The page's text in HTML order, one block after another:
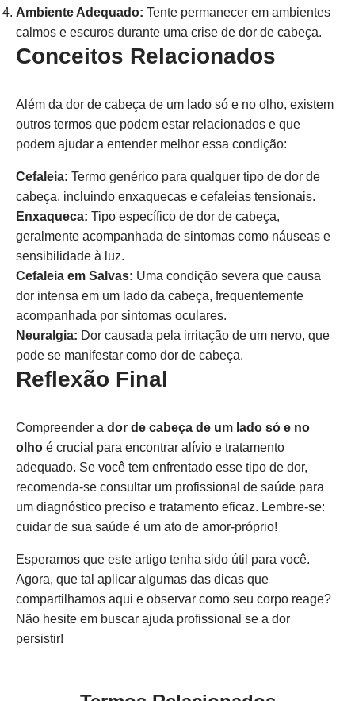
Ambiente Adequado: Tente permanecer em ambientes
calmos e escuros durante uma crise de dor de cabeça.
Conceitos Relacionados
Além da dor de cabeça de um lado só e no olho, existem
outros termos que podem estar relacionados e que
podem ajudar a entender melhor essa condição:
Cefaleia: Termo genérico para qualquer tipo de dor de
cabeça, incluindo enxaquecas e cefaleias tensionais.
Enxaqueca: Tipo específico de dor de cabeça,
geralmente acompanhada de sintomas como náuseas e
sensibilidade à luz.
Cefaleia em Salvas: Uma condição severa que causa
dor intensa em um lado da cabeça, frequentemente
acompanhada por sintomas oculares.
Neuralgia: Dor causada pela irritação de um nervo, que
pode se manifestar como dor de cabeça.
Reflexão Final
Compreender a dor de cabeça de um lado só e no
olho é crucial para encontrar alívio e tratamento
adequado. Se você tem enfrentado esse tipo de dor,
recomenda-se consultar um profissional de saúde para
um diagnóstico preciso e tratamento eficaz. Lembre-se:
cuidar de sua saúde é um ato de amor-próprio!
Esperamos que este artigo tenha sido útil para você.
Agora, que tal aplicar algumas das dicas que
compartilhamos aqui e observar como seu corpo reage?
Não hesite em buscar ajuda profissional se a dor
persistir!